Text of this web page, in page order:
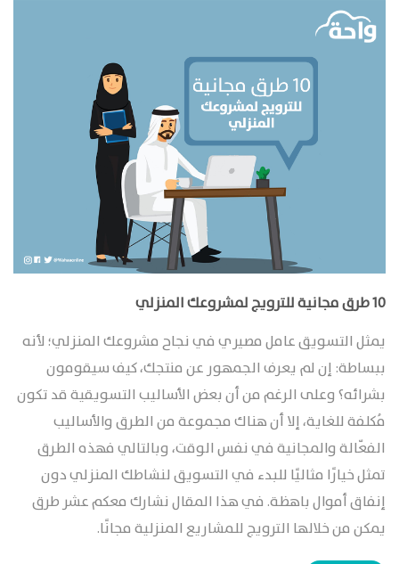
10 طرق مجانية للترويج لمشروعك المنزلي
يمثل التسويق عامل مصيري في نجاح مشروعك المنزلي؛ لأنه
ببساطة: إن لم يعرف الجمهور عن منتجك، كيف سيقومون
بشرائه؟ وعلى الرغم من أن بعض الأساليب التسويقية قد تكون
مُكلفة للغاية، إلا أن هناك مجموعة من الطرق والأساليب
الفعّالة والمجانية في نفس الوقت، وبالتالي فهذه الطرق
تمثل خيارًا مثاليًا للبدء في التسويق لنشاطك المنزلي دون
إنفاق أموال باهظة. في هذا المقال نشارك معكم عشر طرق
يمكن من خلالها الترويج للمشاريع المنزلية مجانًا.